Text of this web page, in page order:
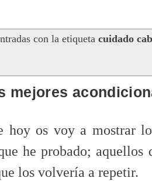
con la etiquetacuidado
mejores
hoy os voy a mostrar
he probado; aquellos
los volvería a repetir.